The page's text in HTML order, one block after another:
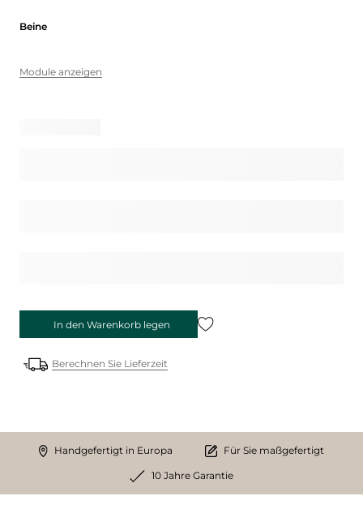
Beine
Module anzeigen
In den Warenkorb legen
Berechnen Sie Lieferzeit
Handgefertigt in Europa Für Sie maßgefertigt
10 Jahre Garantie